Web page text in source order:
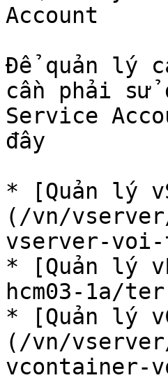
Account
Để quản lý
cần phải sử
Service
đây
* [Quản lý
(/vn/
vserver-voi-
* [Quản lý
hcm03-1a/
* [Quản lý
(/vn/
vcontainer-